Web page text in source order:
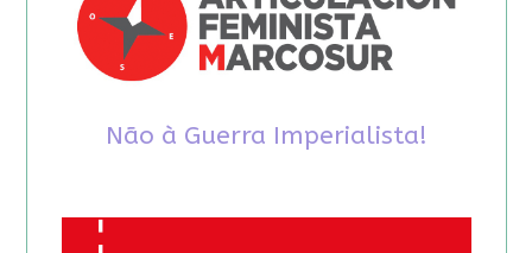
Não à Guerra Imperialista!